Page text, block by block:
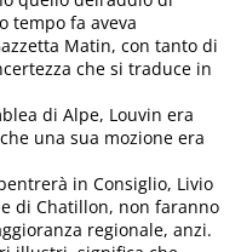
tempo fa aveva
Matin, con tanto di
che si traduce in
di Alpe, Louvin era
una sua mozione era
in Consiglio, Livio
di Chatillon, non faranno
regionale, anzi.